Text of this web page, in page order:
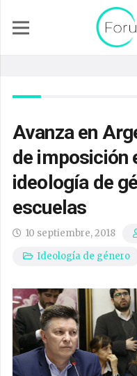
Avanza en
de imposición
ideología de
escuelas
10 septiembre, 2018
Ideología de género